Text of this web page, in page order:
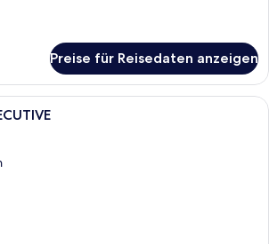
Preise für Reisedaten anzeigen
1 Schlafzimmer, hochwertige